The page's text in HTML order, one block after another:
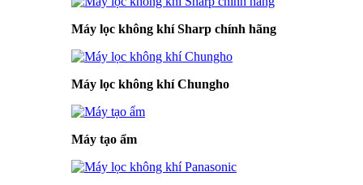
Máy lọc không khí Sharp chính hãng
Máy lọc không khí Chungho
Máy tạo ẩm